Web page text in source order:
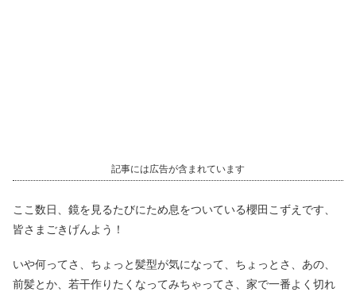
記事には広告が含まれています
ここ数日、鏡を見るたびにため息をついている櫻田こずえです、
皆さまごきげんよう！
いや何ってさ、ちょっと髪型が気になって、ちょっとさ、あの、
前髪とか、若干作りたくなってみちゃってさ、家で一番よく切れ